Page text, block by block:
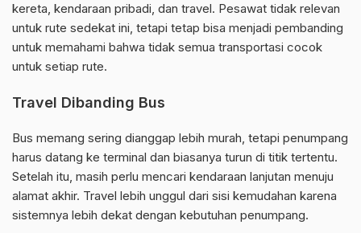
kereta, kendaraan pribadi, dan travel. Pesawat tidak relevan
untuk rute sedekat ini, tetapi tetap bisa menjadi pembanding
untuk memahami bahwa tidak semua transportasi cocok
untuk setiap rute.
Travel Dibanding Bus
Bus memang sering dianggap lebih murah, tetapi penumpang
harus datang ke terminal dan biasanya turun di titik tertentu.
Setelah itu, masih perlu mencari kendaraan lanjutan menuju
alamat akhir. Travel lebih unggul dari sisi kemudahan karena
sistemnya lebih dekat dengan kebutuhan penumpang.